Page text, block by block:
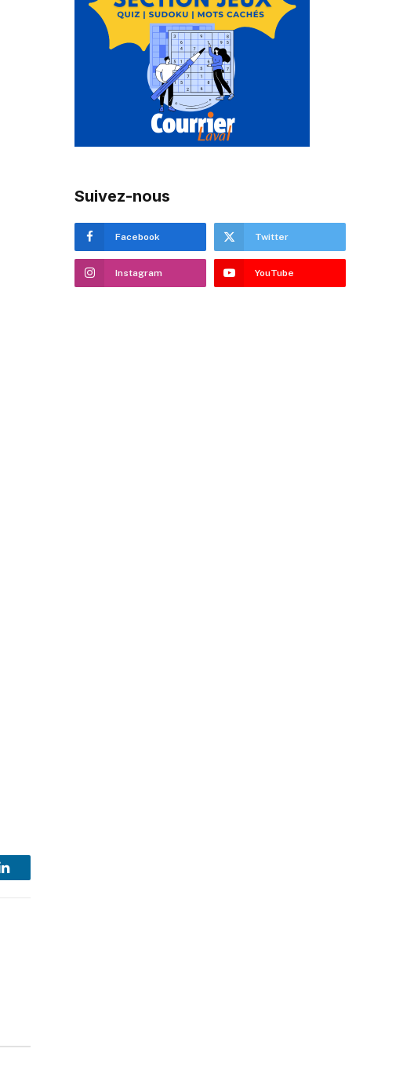
LinkedIn
Suivez-nous
Facebook Twitter
Instagram YouTube